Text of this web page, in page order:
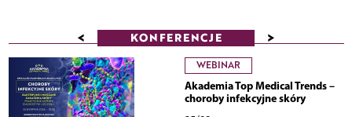
< KONFERENCJE >
WEBINAR
Akademia Top Medical Trends –
choroby infekcyjne skóry